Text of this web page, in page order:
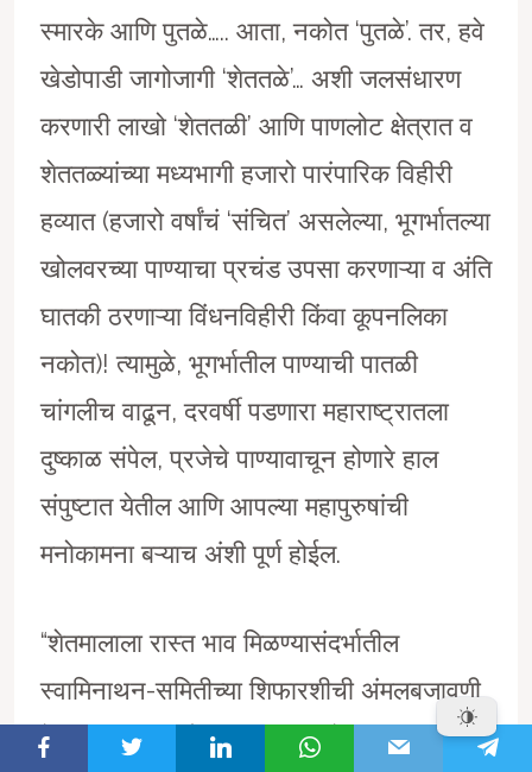
स्मारके आणि पुतळे….. आता, नकोत ‘पुतळे’. तर, हवे
खेडोपाडी जागोजागी ‘शेततळे’… अशी जलसंधारण
करणारी लाखो ‘शेततळी’ आणि पाणलोट क्षेत्रात व
शेततळ्यांच्या मध्यभागी हजारो पारंपारिक विहीरी
हव्यात (हजारो वर्षांचं ‘संचित’ असलेल्या, भूगर्भातल्या
खोलवरच्या पाण्याचा प्रचंड उपसा करणाऱ्या व अंति
घातकी ठरणाऱ्या विंधनविहीरी किंवा कूपनलिका
नकोत)! त्यामुळे, भूगर्भातील पाण्याची पातळी
चांगलीच वाढून, दरवर्षी पडणारा महाराष्ट्रातला
दुष्काळ संपेल, प्रजेचे पाण्यावाचून होणारे हाल
संपुष्टात येतील आणि आपल्या महापुरुषांची
मनोकामना बऱ्याच अंशी पूर्ण होईल.
“शेतमालाला रास्त भाव मिळण्यासंदर्भातील
स्वामिनाथन-समितीच्या शिफारशीची अंमलबजावणी
केली जावी”, ही चौथी मागणी म्हणजे, पाच